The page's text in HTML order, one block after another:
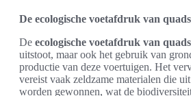
De ecologische voetafdruk van quads
De ecologische voetafdruk van quads
uitstoot, maar ook het gebruik van
productie van deze voertuigen. Het
vereist vaak zeldzame materialen die
worden gewonnen, wat de